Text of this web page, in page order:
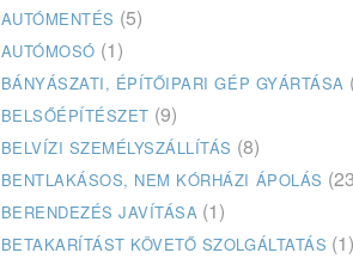
AUTÓMENTÉS (5)
AUTÓMOSÓ (1)
BÁNYÁSZATI, ÉPÍTŐIPARI GÉP GYÁRTÁSA
BELSŐÉPÍTÉSZET (9)
BELVÍZI SZEMÉLYSZÁLLÍTÁS (8)
BENTLAKÁSOS, NEM KÓRHÁZI ÁPOLÁS
BERENDEZÉS JAVÍTÁSA (1)
BETAKARÍTÁST KÖVETŐ SZOLGÁLTATÁS (1)